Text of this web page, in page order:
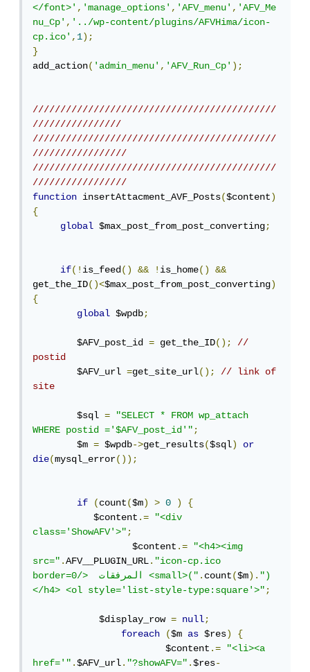
</font>','manage_options','AFV_menu','AFV_Me
nu_Cp','../wp-content/plugins/AFVHima/icon-
cp.ico',1);
}
add_action('admin_menu','AFV_Run_Cp');
////////////////////////////////////////////
////////////////
////////////////////////////////////////////
/////////////////
////////////////////////////////////////////
/////////////////
function insertAttacment_AVF_Posts($content)
{
global $max_post_from_post_converting;
if(!is_feed() && !is_home()
&&
get_the_ID()<$max_post_from_post_converting)
{
global $wpdb;
        $AFV_post_id
= get_the_ID();
//
postid
        $AFV_url
=get_site_url();
// link of
site
        $sql
=
"SELECT * FROM wp_attach
WHERE postid ='$AFV_post_id'";
        $m
= $wpdb->get_results($sql)
or
die(mysql_error());
if (count($m) > 0 )
{
           $content
.=
"<div
class='ShowAFV'>";
                  $content
.=
"<h4><img
src=".AFV__PLUGIN_URL."icon-cp.ico
border=0/>  المرفقات <small>(".count($m).")
</h4> <ol style='list-style-type:square'>";
            $display_row
= null;
foreach
($m as $res)
{
                        $content
.=
"<li><a
href='".$AFV_url."?showAFV=".$res-